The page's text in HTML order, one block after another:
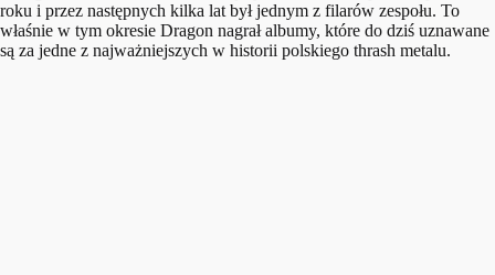
roku i przez następnych kilka lat był jednym z filarów zespołu. To
właśnie w tym okresie Dragon nagrał albumy, które do dziś uznawane
są za jedne z najważniejszych w historii polskiego thrash metalu.